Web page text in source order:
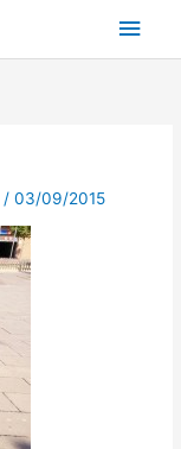
/03/09/2015